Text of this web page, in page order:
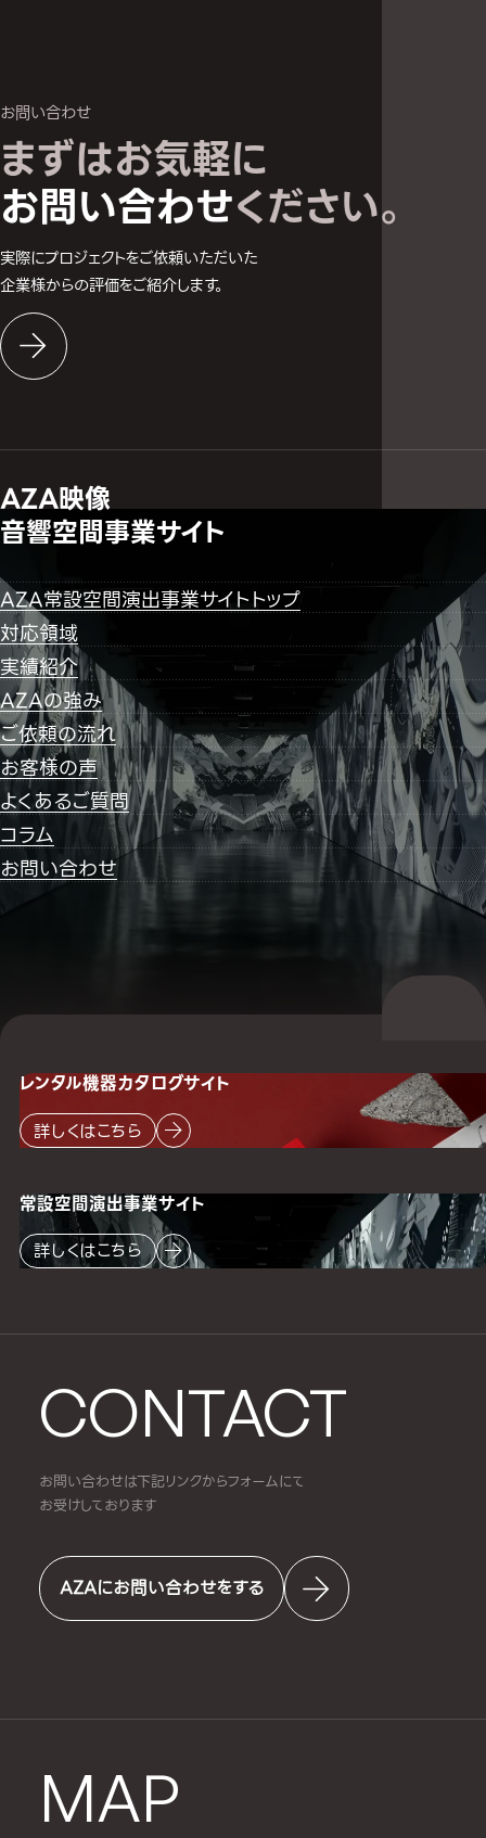
お問い合わせ
まずはお気軽に
お問い合わせください。
実際にプロジェクトをご依頼いただいた
企業様からの評価をご紹介します。
お問い合わせへ
AZA映像
音響空間事業サイト
AZA常設空間演出事業サイトトップ
対応領域
実績紹介
AZAの強み
ご依頼の流れ
お客様の声
よくあるご質問
コラム
お問い合わせ
CONTACT
お問い合わせは下記リンクからフォームにて
お受けしております
AZAにお問い合わせをする
MAP
レンタル機器カタログサイト
詳しくはこちら
常設空間演出事業サイト
詳しくはこちら